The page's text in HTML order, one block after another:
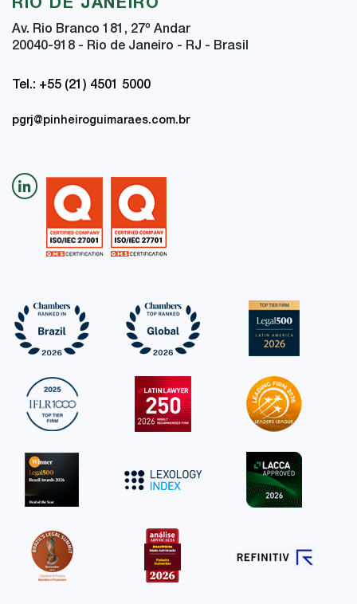
RIO DE JANEIRO
Av. Rio Branco 181, 27º Andar
20040-918 - Rio de Janeiro - RJ - Brasil
Tel.: +55 (21) 4501 5000
pgrj@pinheiroguimaraes.com.br